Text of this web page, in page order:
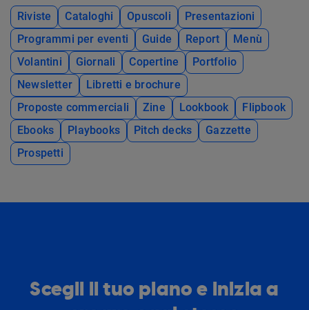
Riviste Cataloghi Opuscoli
Presentazioni
Programmi per eventi
Guide Report
Menù
Volantini
Giornali Copertine
Portfolio
Newsletter
Libretti e brochure
Proposte commerciali
Zine Lookbook
Flipbook
Ebooks
Playbooks Pitch decks
Gazzette
Prospetti
Scegli il tuo piano e inizia a